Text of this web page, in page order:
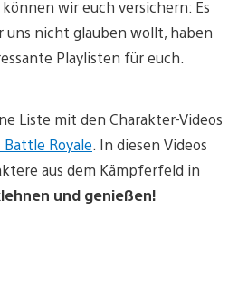
wir euch versichern: Es
uns nicht glauben wollt, haben
Playlisten für euch.
Liste mit den Charakter-Videos
Royale . In diesen Videos
aus dem Kämpferfeld in
und genießen!